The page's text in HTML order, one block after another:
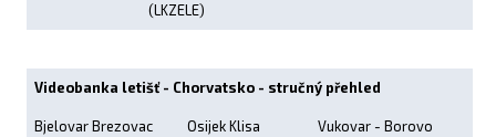
(LKZELE)
Videobanka letišť - Chorvatsko - stručný přehled
Bjelovar Brezovac
Osijek Klisa
Vukovar - Borovo